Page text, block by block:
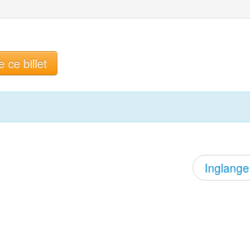
ce billet
Inglange